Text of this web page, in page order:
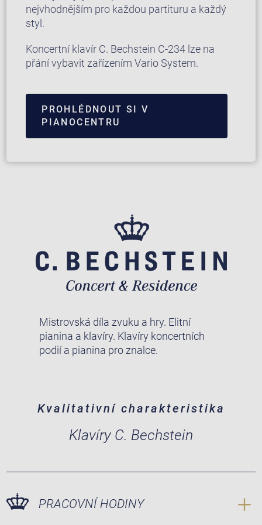
nejvhodnějším pro každou partituru a každý
styl.
Koncertní klavír C. Bechstein C-234 lze na
přání vybavit zařízením Vario System.
PROHLÉDNOUT SI V
PIANOCENTRU
Mistrovská díla zvuku a hry. Elitní
pianina a klavíry. Klavíry koncertních
podií a pianina pro znalce.
Kvalitativní charakteristika
Klavíry C. Bechstein
PRACOVNÍ HODINY